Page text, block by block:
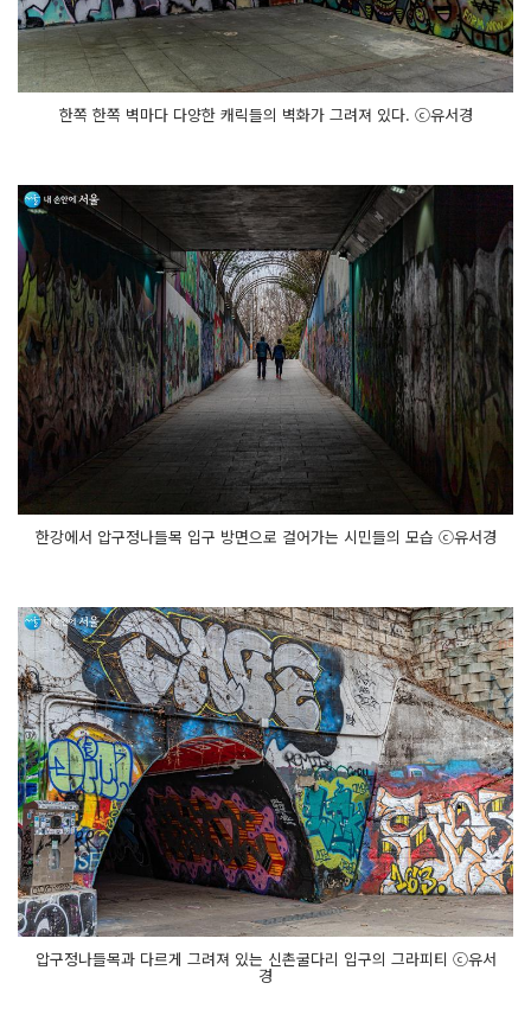
한쪽 한쪽 벽마다 다양한 캐릭들의 벽화가 그려져 있다. ⓒ유서경
한강에서 압구정나들목 입구 방면으로 걸어가는 시민들의 모습 ⓒ유서경
압구정나들목과 다르게 그려져 있는 신촌굴다리 입구의 그라피티 ⓒ유서
경